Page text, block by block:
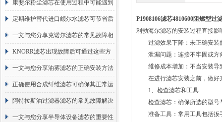
康斐尔粉尘滤芯在使用过程中可能遇到
的故障相应解决方法分享
定期维护替代进口颇尔水滤芯可节省后
续更换成本
一文与您分享克诺尔滤芯的常见故障相
应解决方法
KNORR滤芯出现故障后可通过这些方
法解决
一文与您分享油雾滤芯的正确安装方法
正确使用合成纤维滤芯可确保其正常运
行
阿特拉斯油过滤器滤芯的常见故障解决
方法介绍
一文与您分享半导体设备滤芯的重要性
P1908106滤芯4810600阻燃型过
利勃海尔滤芯的安装过程直接
过滤效果下降：未正确安装
泄漏问题：连接不牢固或方
维修成本增加：不当安装导
在进行滤芯安装之前，做好
1、检查滤芯和工具
检查滤芯：确保所选的型号
准备工具：常用工具包括扳